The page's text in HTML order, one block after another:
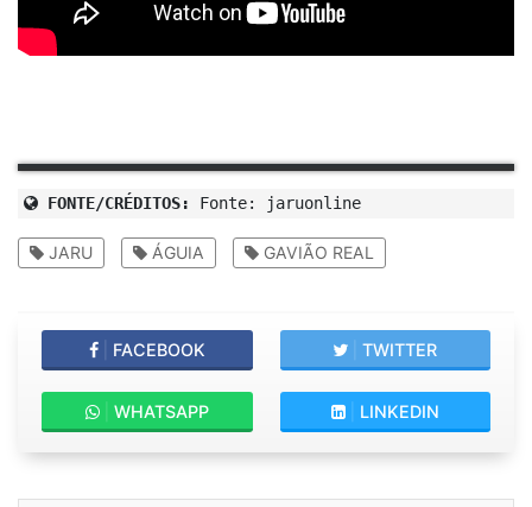
FONTE/CRÉDITOS: Fonte: jaruonline
JARU ÁGUIA GAVIÃO REAL
FACEBOOK TWITTER
WHATSAPP LINKEDIN